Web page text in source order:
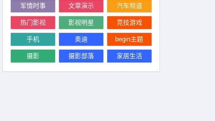
军情时事 文章演示 汽车频道
热门影视 影视明星 竞技游戏
手机 奥迪 begin主题
摄影 摄影部落 家居生活